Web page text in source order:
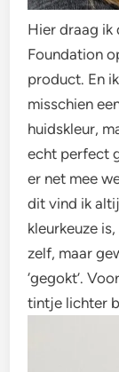
Hier draag ik
Foundation
product. En
misschien
huidskleur,
echt perfect
er net mee
dit vind ik
kleurkeuze
zelf, maar
‘gegokt’.
tintje lichter